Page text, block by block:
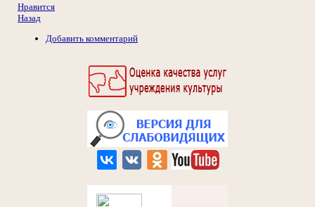
Нравится
Назад
Добавить комментарий